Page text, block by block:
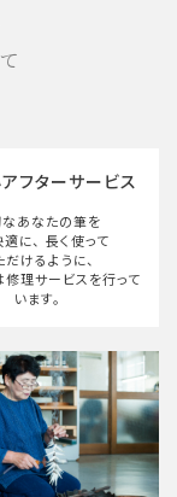
フターサービス
あなたの筆を
に、 長く使って
だけるように、
理サービスを行って
います。